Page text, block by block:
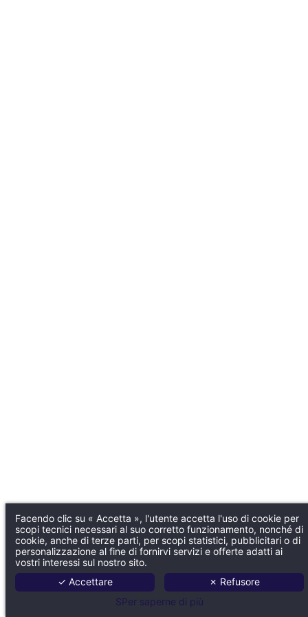
Facendo clic su « Accetta », l'utente accetta l'uso di cookie per
scopi tecnici necessari al suo corretto funzionamento, nonché di
cookie, anche di terze parti, per scopi statistici, pubblicitari o di
personalizzazione al fine di fornirvi servizi e offerte adatti ai
vostri interessi sul nostro sito.
✓ Accettare
✗ Refusore
SPer saperne di più